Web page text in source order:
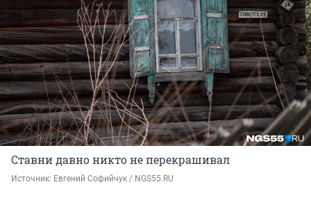
Ставни давно никто не перекрашивал
Источник: Евгений Софийчук / NGS55.RU